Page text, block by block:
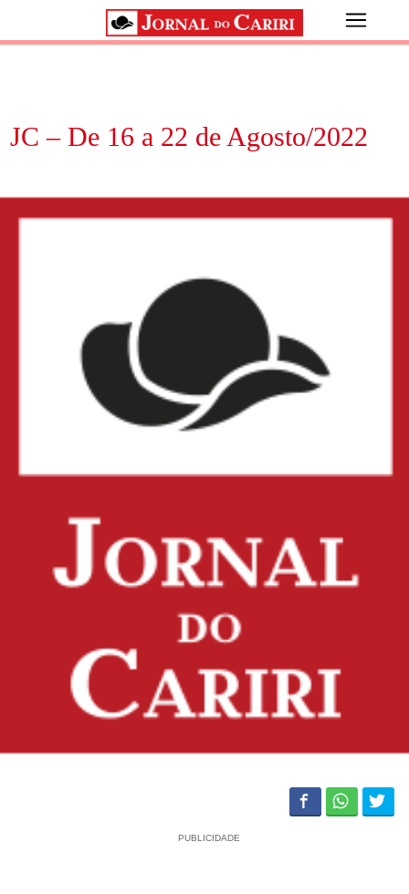
JC – De 16 a 22 de Agosto/2022
PUBLICIDADE